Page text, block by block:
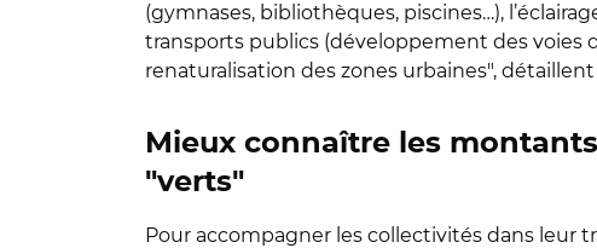
(gymnases, bibliothèques, piscines…),
transports publics (développement des voies
renaturalisation des zones urbaines",
Mieux connaître les
"verts"
Pour accompagner les collectivités dans leur